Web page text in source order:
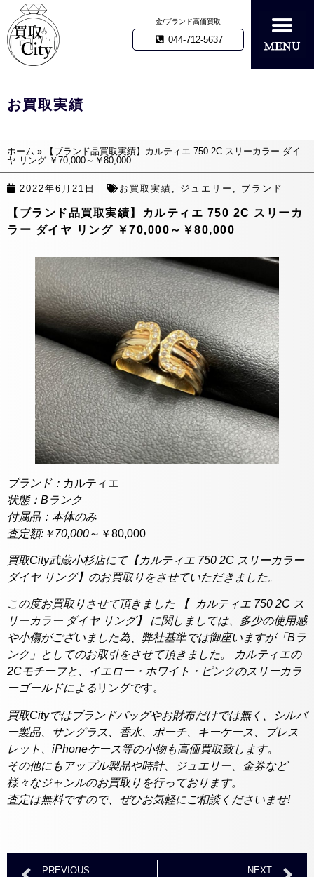
金/ブランド高価買取
044-712-5637
お買取実績
ホーム »
【ブランド品買取実績】カルティエ 750 2C スリーカラー ダイ
ヤ リング ￥70,000～￥80,000
2022年6月21日 お買取実績 ジュエリー ブランド
【ブランド品買取実績】カルティエ 750 2C スリーカ
ラー ダイヤ リング ￥70,000～￥80,000
ブランド： カルティエ
状態：Bランク
付属品：本体のみ
査定額:￥70,000～￥80,000
買取City武蔵小杉店にて【カルティエ 750 2C スリーカラー
ダイヤ リング】のお買取りをさせていただきました。
この度お買取りさせて頂きました 【 カルティエ 750 2C ス
リーカラー ダイヤ リング】 に関しましては、多少の使用感
や小傷がございました為、弊社基準では御座いますが「Bラ
ンク」としてのお取引をさせて頂きました。
カルティエの
2Cモチーフと、イエロー・ホワイト・ピンクのスリーカラ
ーゴールドによる リングです。
買取Cityではブランドバッグやお財布だけでは無く、シルバ
ー製品、サングラス、香水、ポーチ、キーケース、ブレス
レット、iPhoneケース等の小物も高価買取致します。
その他にもアップル製品や時計、ジュエリー、金券など
様々なジャンルのお買取りを行っております。
査定は無料ですので、ぜひお気軽にご相談くださいませ!
PREVIOUS NEXT